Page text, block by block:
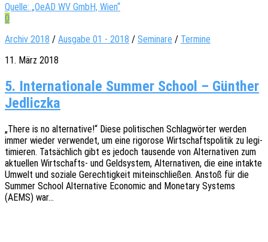
Quelle: „OeAD WV GmbH, Wien“
0
Archiv 2018 / Ausgabe 01 - 2018 / Seminare / Termine
11. März 2018
5. Internationale Summer School – Günther
Jedliczka
„There is no alter­na­ti­ve!“ Diese poli­ti­schen Schlag­wör­ter werden
immer wieder verwen­det, um eine rigo­ro­se Wirt­schafts­po­li­tik zu legi­
ti­mie­ren. Tatsäch­lich gibt es jedoch tausen­de von Alter­na­ti­ven zum
aktu­el­len Wirt­­schafts- und Geld­sys­tem, Alter­na­ti­ven, die eine intak­te
Umwelt und sozia­le Gerech­tig­keit mitein­schlie­ßen. Anstoß für die
Summer School Alter­na­ti­ve Econo­mic and Mone­ta­ry Systems
(AEMS) war…